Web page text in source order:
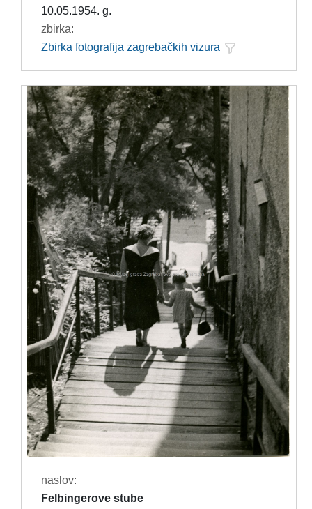
10.05.1954. g.
zbirka:
Zbirka fotografija zagrebačkih vizura
naslov:
Felbingerove stube